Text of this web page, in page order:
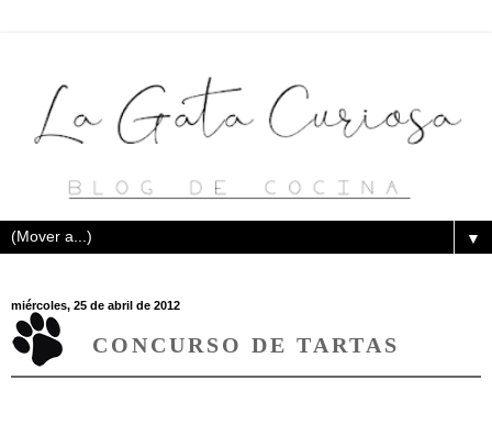
▼
miércoles, 25 de abril de 2012
CONCURSO DE TARTAS